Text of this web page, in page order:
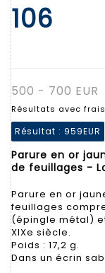
106
500 - 700 EUR
Résultats avec frais
Résultat : 959EUR
Parure en or
de feuillages -
Parure en or
feuillages
(épingle métal)
XIXe siècle.
Poids : 17,2 g.
Dans un écrin